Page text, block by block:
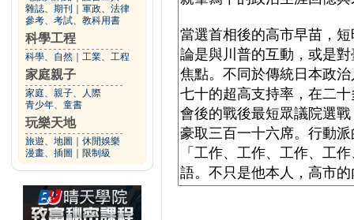
雜誌、期刊
軍政、法律
參考、考試、教科用書
科學工程
科學、自然 工業、工程
家庭親子
家庭、親子、人際
青少年、童書
玩樂天地
旅遊、地圖
休閒娛樂
漫畫、插圖
限制級